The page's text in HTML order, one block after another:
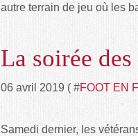
autre terrain de jeu où les
La soirée
06 avril 2019 ( #FOOT EN
Samedi dernier, les